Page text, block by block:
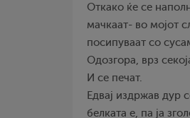
Откако ќе се
мачкаат- во мојот
посипуваат со
Одозгора, врз
И се печат.
Едвај издржав дур
белката е, па ја